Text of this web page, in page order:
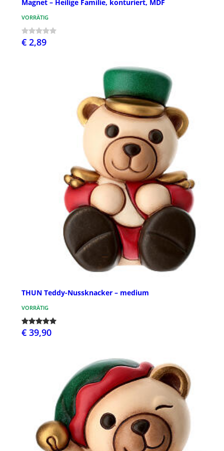
Magnet – Heilige Familie, konturiert, MDF
VORRÄTIG
€ 2,89
THUN Teddy-Nussknacker – medium
VORRÄTIG
€ 39,90